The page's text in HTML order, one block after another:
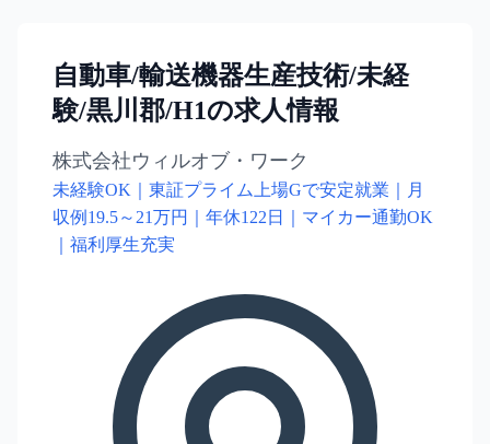
自動車/輸送機器生産技術/未経
験/黒川郡/H1の求人情報
株式会社ウィルオブ・ワーク
未経験OK｜東証プライム上場Gで安定就業｜月
収例19.5～21万円｜年休122日｜マイカー通勤OK
｜福利厚生充実